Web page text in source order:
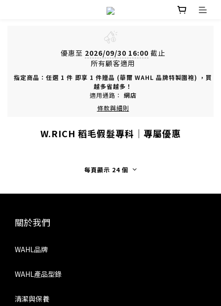
優惠至 2026/09/30 16:00 截止
所有顧客適用
指定商品：任選 1 件 即享 1 件贈品 (華爾 WAHL 品牌特製圍袍) ，買
越多省越多！
適用通路： 網店
條款與細則
W.RICH 稻毛假髮專科｜專屬優惠
每頁顯示 24 個
關於我們
WAHL品牌
WAHL產品型錄
清潔與保養